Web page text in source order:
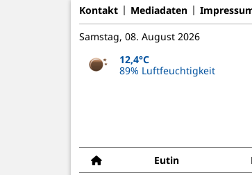
Kontakt Mediadaten
Samstag, 08. August 2026
12,4°C
89% Luftfeuchtigkeit
Eutin